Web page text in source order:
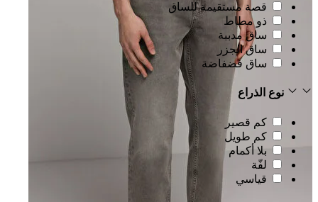
قصة مستقيمة للساق
ذو مطاط
ساق مدببة
ساق الجزر
ساق فضفاضة
نوع الذراع
كم قصير
كم طويل
بلا أكمام
لفّة
قياسي